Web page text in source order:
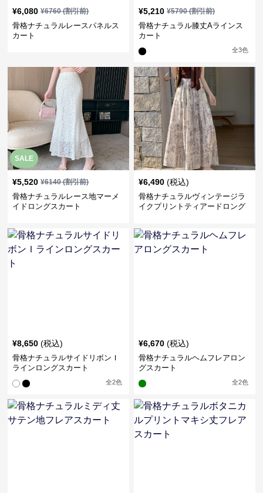
¥6,080 ¥6760(割引前)
骨格ナチュラルレースパネルス
カート
¥5,210 ¥5790(割引前)
骨格ナチュラル膝丈Aラインス
カート
全3色
SALE
¥5,520 ¥6140(割引前)
骨格ナチュラルレース地マーメ
イドロングスカート
¥6,490 (税込)
骨格ナチュラルヴィンテージラ
イクプリントティアードロング
¥8,650 (税込)
骨格ナチュラルサイドリボンＩ
ラインロングスカート
全2色
¥6,670 (税込)
骨格ナチュラルヘムフレアロン
グスカート
全2色